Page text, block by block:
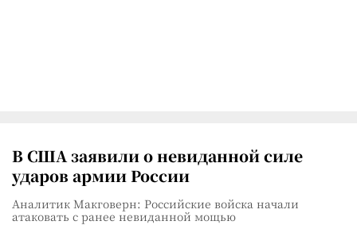
В США заявили о невиданной силе
ударов армии России
Аналитик Макговерн: Российские войска начали
атаковать с ранее невиданной мощью